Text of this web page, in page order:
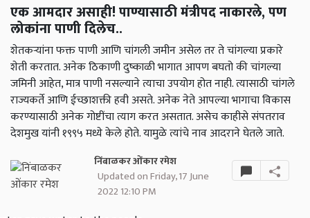
एक आमदार असाही! पाण्यासाठी मंत्रीपद नाकारले, पण
लोकांना पाणी दिलेच..
शेतकऱ्यांना फक्त पाणी आणि चांगली जमीन असेल तर ते चांगल्या प्रकारे
शेती करतात. अनेक ठिकाणी दुष्काळी भागात आपण बघतो की चांगल्या
जमिनी आहेत, मात्र पाणी नसल्याने त्याचा उपयोग होत नाही. त्यासाठी चांगले
राज्यकर्ते आणि ईच्छाशक्ती हवी असते. अनेक नेते आपल्या भागाचा विकास
करण्यासाठी अनेक गोष्टींचा त्याग करत असतात. असेच काहीसे संपतराव
देशमुख यांनी १९९५ मध्ये केले होते. यामुळे त्यांचे नाव आदराने घेतले जाते.
निंबाळकर ओंकार रमेश
Updated on Friday, 17 June
2022 12:10 PM